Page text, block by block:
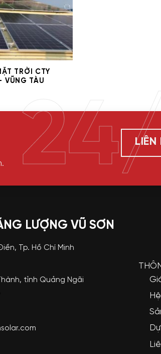
TRỜI CTY
VŨNG TÀU
LIÊN
LƯỢNG VŨ SƠN
Tp. Hồ Chí Minh
tỉnh Quảng Ngãi